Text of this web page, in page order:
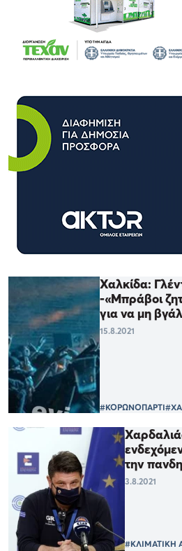
Χαλκίδα:
-«Μπράβοι
για να μη
15.8.2021
#ΚΟΡΩΝΟΠΑΡΤΙ
την
3.8.2021
#ΚΛΙΜΑΤΙΚΗ